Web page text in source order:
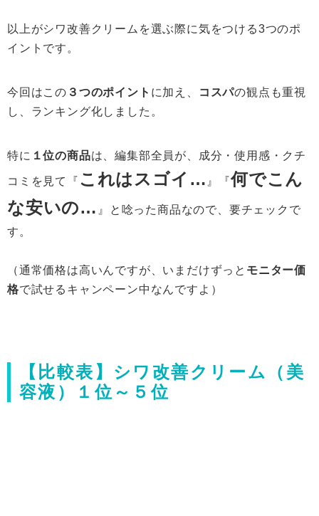
以上がシワ改善クリームを選ぶ際に気をつける3つのポ
イントです。
今回はこの ３つのポイント に加え、 コスパの観点も重視
し、ランキング化しました。
特に １位の商品は、編集部全員が、成分・使用感・クチ
コミを見て『 これはスゴイ… 』『何でこん
な安いの… 』と唸った商品なので、要チェックで
す。
（通常価格は高いんですが、いまだけずっと モニター価
格で試せるキャンペーン中なんですよ）
【比較表】シワ改善クリーム（美
容液）１位～５位